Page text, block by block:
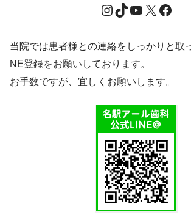
当院では患者様との連絡をしっかりと取
NE登録をお願いしております。
お手数ですが、宜しくお願いします。